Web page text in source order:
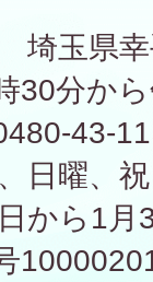
埼玉県幸
30分か
43-
日曜、
から1